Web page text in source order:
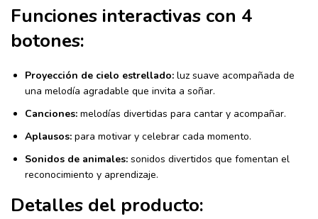
Funciones interactivas con 4
botones:
Proyección de cielo estrellado: luz suave acompañada de
una melodía agradable que invita a soñar.
Canciones: melodías divertidas para cantar y acompañar.
Aplausos: para motivar y celebrar cada momento.
Sonidos de animales: sonidos divertidos que fomentan el
reconocimiento y aprendizaje.
Detalles del producto: